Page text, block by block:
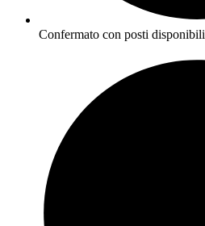
Confermato con posti disponibili